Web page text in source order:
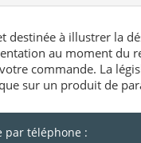
destinée à illustrer la
au moment du
commande. La
sur un produit de
par téléphone :